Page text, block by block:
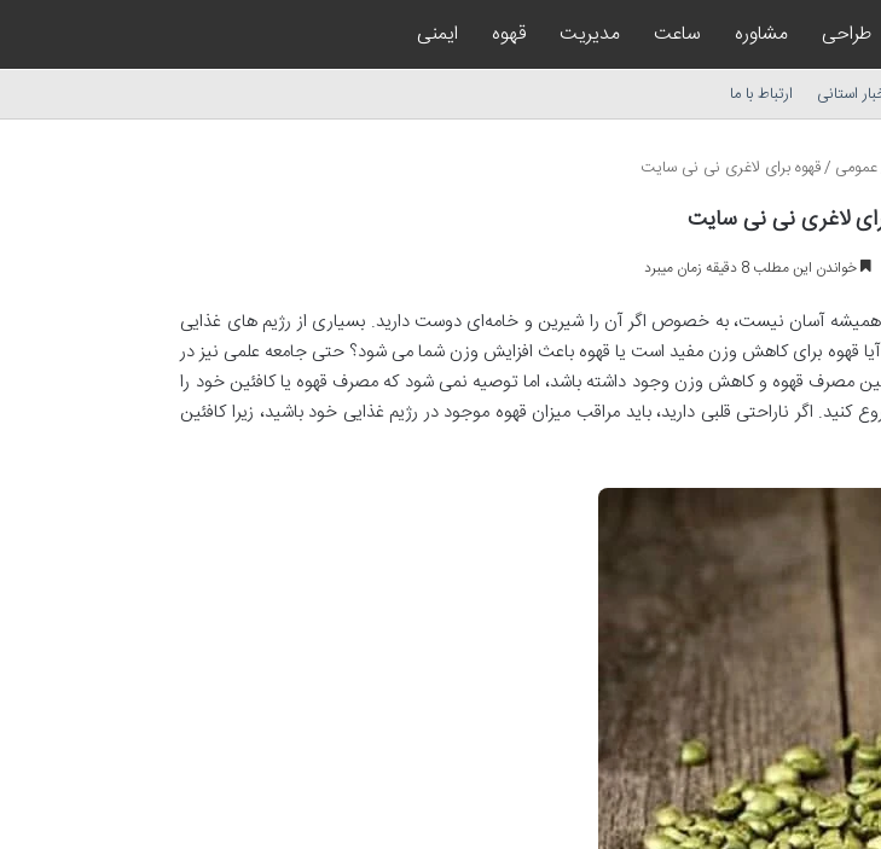
طراحی مشاوره ساعت مدیریت قهوه ایمنی
استانی ارتباط با ما
عمومی /قهوه برای لاغری نی نی سایت
لاغری نی نی سایت
خواندن این مطلب 8 دقیقه زمان میبرد
همیشه آسان نیست، به خصوص اگر آن را شیرین و خامه‌ای دوست دارید. بسیاری از رژیم های غذایی
آیا قهوه برای کاهش وزن مفید است یا قهوه باعث افزایش وزن شما می شود؟ حتی جامعه علمی نیز در
مصرف قهوه و کاهش وزن وجود داشته باشد، اما توصیه نمی شود که مصرف قهوه یا کافئین خود را
اگر ناراحتی قلبی دارید، باید مراقب میزان قهوه موجود در رژیم غذایی خود باشید، زیرا کافئین